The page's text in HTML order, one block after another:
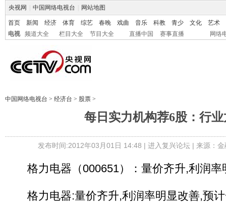
央视网 中国网络电视台 网站地图
首页 新闻 经济 体育 综艺 春晚 戏曲 音乐 科教 青少 文化
艺术
电视
频道大全 栏目大全 节目大全 直播中国 赛事直播 网络
中国网络电视台 > 经济台 > 股票 >
每日实力机构荐6股：行
发布时间:2012年03月01日 14:48 | 进入复兴论坛| 来源：
格力电器（000651）：量价齐升,利润率
格力电器:量价齐升,利润率明显改善,预计